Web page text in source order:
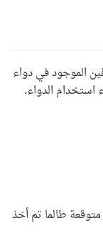
الموجود في دواء
استخدام الدواء.
طالما تم أخذ